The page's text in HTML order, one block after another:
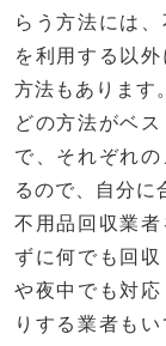
らう方法には
を利用する以
方法もあります。
どの方法がベ
で、それぞれ
るので、自分に
不用品回収業
ずに何でも回
や夜中でも対
りする業者も